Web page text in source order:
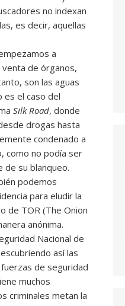
no indexan
es decir, aquellas
a
de órganos,
son las aguas
es el caso del
Silk Road, donde
drogas hasta
condenado a
como no podía ser
de su blanqueo.
podemos
para eludir la
de TOR (The Onion
anónima.
Nacional de
así las
de seguridad
muchos
criminales metan la